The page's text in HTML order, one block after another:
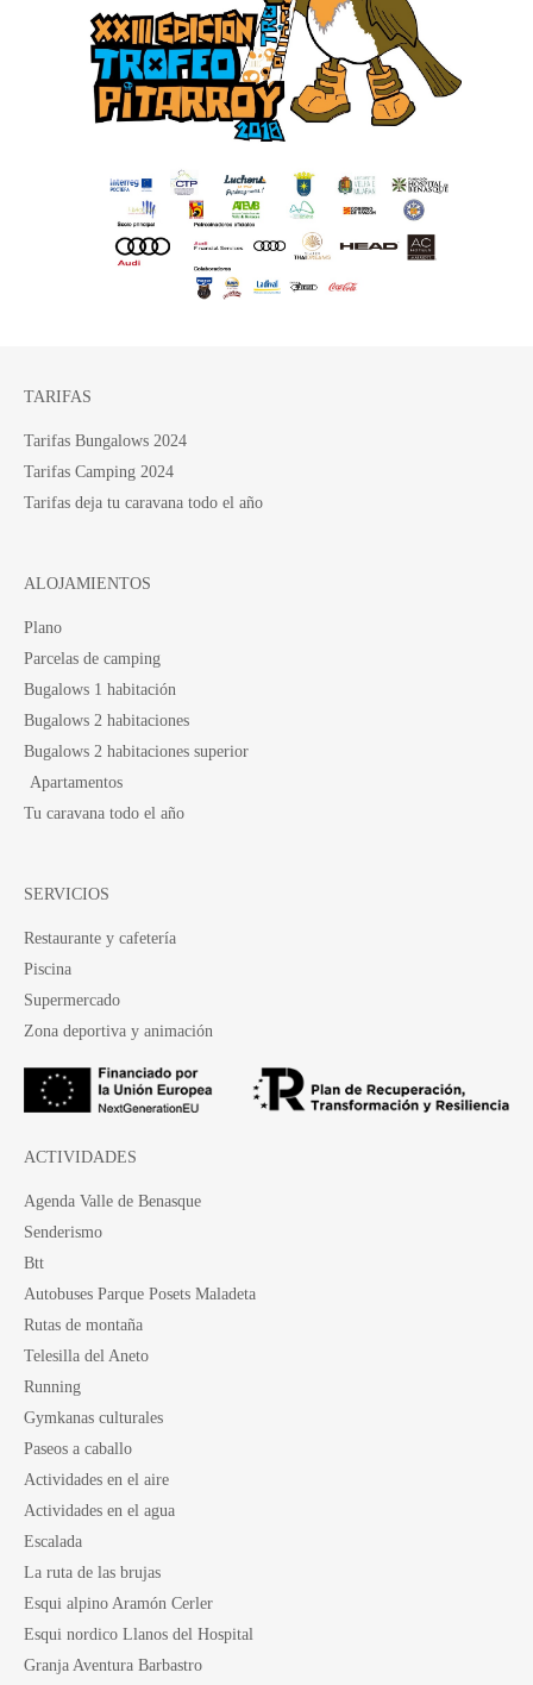
TARIFAS
Tarifas Bungalows 2024
Tarifas Camping 2024
Tarifas deja tu caravana todo el año
ALOJAMIENTOS
Plano
Parcelas de camping
Bugalows 1 habitación
Bugalows 2 habitaciones
Bugalows 2 habitaciones superior
Apartamentos
Tu caravana todo el año
SERVICIOS
Restaurante y cafetería
Piscina
Supermercado
Zona deportiva y animación
ACTIVIDADES
Agenda Valle de Benasque
Senderismo
Btt
Autobuses Parque Posets Maladeta
Rutas de montaña
Telesilla del Aneto
Running
Gymkanas culturales
Paseos a caballo
Actividades en el aire
Actividades en el agua
Escalada
La ruta de las brujas
Esqui alpino Aramón Cerler
Esqui nordico Llanos del Hospital
Granja Aventura Barbastro